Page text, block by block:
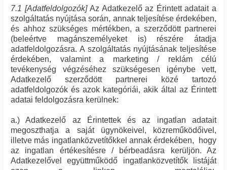
7.1 [Adatfeldolgozók]Az Adatkezelő az Érintett adatait a
szolgáltatás nyújtása során, annak teljesítése érdekében,
és ahhoz szükséges mértékben, a szerződött partnerei
(beleértve magánszemélyeket is) részére átadja
adatfeldolgozásra. A szolgáltatás nyújtásának teljesítése
érdekében, valamint a marketing / reklám célú
tevékenység végzéséhez szükségesen igénybe vett,
Adatkezelő szerződött partnerei közé tartozó
adatfeldolgozók és azok kategóriái, akik által az Érintett
adatai feldolgozásra kerülnek:
a.) Adatkezelő az Érintettek és az ingatlan adatait
megoszthatja a saját ügynökeivel, közreműködőivel,
illetve más ingatlanközvetítőkkel annak érdekében, hogy
az ingatlan értékesítésre / bérbeadásra kerüljön. Az
Adatkezelővel együttműködő ingatlanközvetítők listáját